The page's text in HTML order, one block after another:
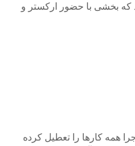
که بخشی با حضور ارکستر و
همه کارها را تعطیل کرده